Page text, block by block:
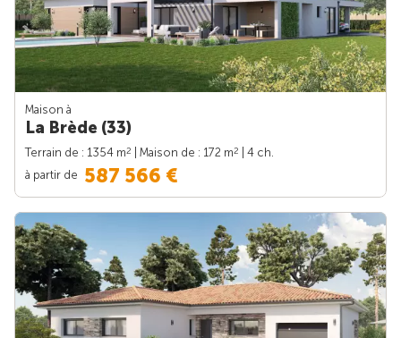
Maison à
La Brède (33)
Terrain de : 1354 m2 | Maison de : 172 m2
| 4 ch.
à partir de 587 566 €